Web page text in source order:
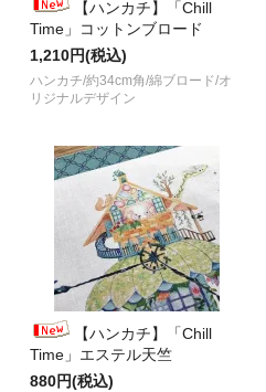
【ハンカチ】「Chill
Time」コットンブロード
1,210円(税込)
ハンカチ/約34cm角/綿ブロード/オ
リジナルデザイン
【ハンカチ】「Chill
Time」エステル天竺
880円(税込)